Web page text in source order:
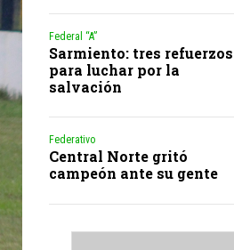
Federal “A”
Sarmiento: tres refuerzos
para luchar por la
salvación
Federativo
Central Norte gritó
campeón ante su gente